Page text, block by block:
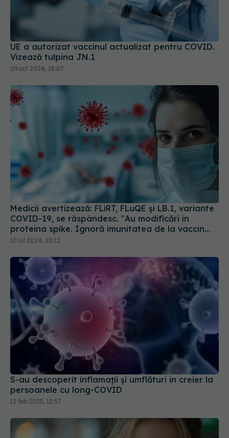
UE a autorizat vaccinul actualizat pentru COVID.
Medicii avertizează: FLiRT, FLuQE și LB.1, variante
COVID-19, se răspândesc. "Au modificări în
proteina spike. Ignoră imunitatea de la vaccin
sau infectarea anterioară
10 iul 2024, 20:12
S-au descoperit inflamaţii și umflături în creier la
persoanele cu long-COVID
12 feb 2025, 12:57